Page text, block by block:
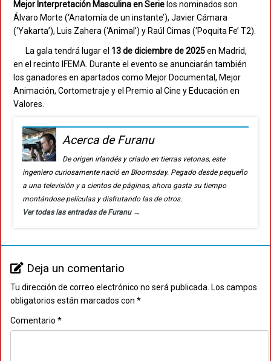
Mejor Interpretación Masculina en Serie los nominados son
Álvaro Morte (‘Anatomía de un instante’), Javier Cámara
(‘Yakarta’), Luis Zahera (‘Animal’) y Raúl Cimas (‘Poquita Fe’ T2).
La gala tendrá lugar el 13 de diciembre de 2025en Madrid,
en el recinto IFEMA. Durante el evento se anunciarán también
los ganadores en apartados como Mejor Documental, Mejor
Animación, Cortometraje y el Premio al Cine y Educación en
Valores.
Acerca de Furanu
De origen irlandés y criado en tierras vetonas, este
ingeniero curiosamente nació en Bloomsday. Pegado desde pequeño
a una televisión y a cientos de páginas, ahora gasta su tiempo
montándose películas y disfrutando las de otros.
Ver todas las entradas de Furanu →
Deja un comentario
Tu dirección de correo electrónico no será publicada. Los campos
obligatorios están marcados con *
Comentario *